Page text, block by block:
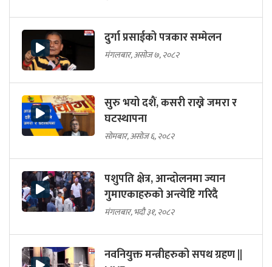
दुर्गा प्रसाईको पत्रकार सम्मेलन
मंगलबार, असोज ७, २०८२
सुरु भयो दशैं, कसरी राख्ने जमरा र
घटस्थापना
सोमबार, असोज ६, २०८२
पशुपति क्षेत्र, आन्दोलनमा ज्यान
गुमाएकाहरुको अन्त्येष्टि गरिदै
मंगलबार, भदौ ३१, २०८२
नवनियुक्त मन्त्रीहरुको सपथ ग्रहण ||